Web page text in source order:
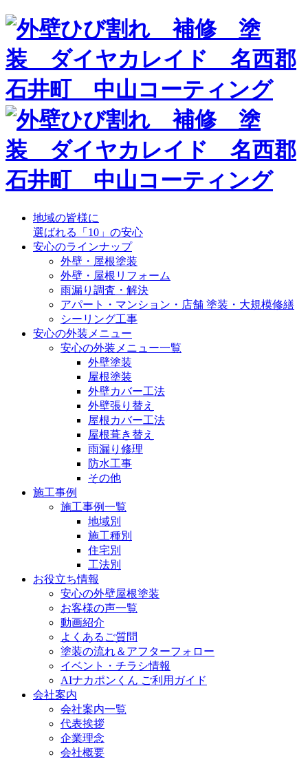
地域の皆様に
選ばれる「10」の安心
安心のラインナップ
外壁・屋根塗装
外壁・屋根リフォーム
雨漏り調査・解決
アパート・マンション・店舗 塗装・大規模修繕
シーリング工事
安心の外装メニュー
安心の外装メニュー一覧
外壁塗装
屋根塗装
外壁カバー工法
外壁張り替え
屋根カバー工法
屋根葺き替え
雨漏り修理
防水工事
その他
施工事例
施工事例一覧
地域別
施工種別
住宅別
工法別
お役立ち情報
安心の外壁屋根塗装
お客様の声一覧
動画紹介
よくあるご質問
塗装の流れ＆アフターフォロー
イベント・チラシ情報
AIナカポンくん ご利用ガイド
会社案内
会社案内一覧
代表挨拶
企業理念
会社概要